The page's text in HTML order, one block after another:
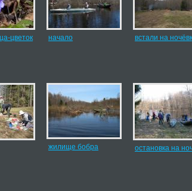
цветок
начало встали на
жилище бобра остановка на